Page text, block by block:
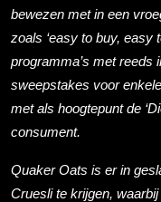
bewezen met in een
zoals ‘easy to buy, easy
pro­gramma’s met reeds
sweepstakes voor
met als hoogtepunt de
consument.
Quaker Oats is er in
Cruesli te krijgen,